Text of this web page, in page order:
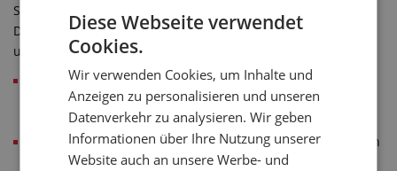
Schlauchvolumens dilatieren.
Diese Endarmaturen sind im Betrieb regelmäßig zu prüfen
und nachzuziehent.
Die Endarmaturen müssen an den Schlauch mit speziellen
Montageschellen, die mit Schrauben zusammengezogen
werden, befestigt.
Wir empfehlen, die Endarmaturen mit dem Dampfschlauch
nicht zu verpressen!
Diese Webseite verwendet
Cookies.
Wir verwenden Cookies, um Inhalte und
Anzeigen zu personalisieren und unseren
Datenverkehr zu analysieren. Wir geben
Informationen über Ihre Nutzung unserer
Website auch an unsere Werbe- und